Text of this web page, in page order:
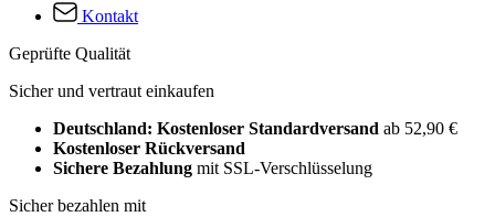
Kontakt
Geprüfte Qualität
Sicher und vertraut einkaufen
Deutschland: Kostenloser Standardversand ab 52,90 €
Kostenloser Rückversand
Sichere Bezahlung mit SSL-Verschlüsselung
Sicher bezahlen mit